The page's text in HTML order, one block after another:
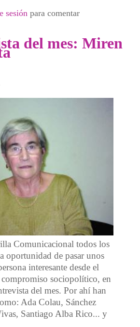
Las pensiones no se tocan! Síntesis para
sesión para comentar
del mes: Miren
Comunicacional todos los
oportunidad de pasar unos
interesante desde el
sociopolítico, en
del mes. Por ahí han
Ada Colau, Sánchez
Santiago Alba Rico... y